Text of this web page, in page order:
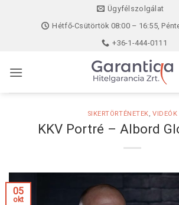
Ügyfélszolgálat
Hétfő-Csütörtök 08:00 – 16:55,
+36-1-444-0111
SIKERTÖRTÉNETEK,VIDEÓK
KKV Portré – Albord
05
okt